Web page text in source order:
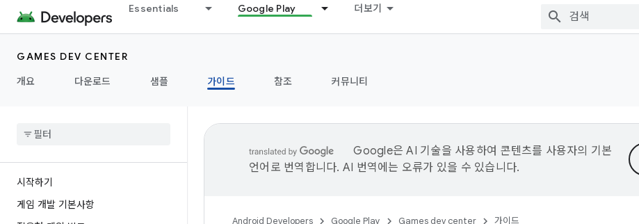
Essentials Google Play 더보기
GAMES DEV CENTER
개요
다운로드 샘플 가이드 참조 커뮤니티
시작하기
게임 개발 기본사항
Google은 AI 기술을 사용하여 콘텐츠를 사용자의 기본
언어로 번역합니다. AI 번역에는 오류가 있을 수 있습니다.
Android Developers Google Play Games dev center 가이드